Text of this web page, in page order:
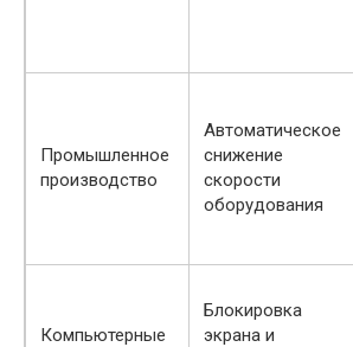
Промышленное
производство
Автоматическое
снижение
скорости
оборудования
Компьютерные
Блокировка
экрана и